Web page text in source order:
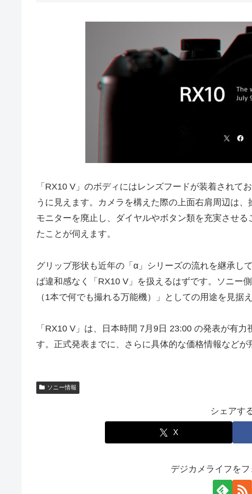
「RX10 V」のボディにはレンズフードが装着されて
うに見えます。カメラを構えた際の上面右肩周辺は
モニターを廃止し、ダイヤルやボタン類を充実させ
たことが伺えます。
グリップ形状も近年の「α」シリーズの流れを継承し
ば違和感なく「RX10 V」を扱えるはずです。ソニー
（1本で何でも撮れる万能機）」としての用途を見据
「RX10 V」は、日本時間 7月9日 23:00 の発表が有
す。正式発表までに、さらに具体的な価格情報などが
ソニー情報
シェアす
X
デジカメライフを